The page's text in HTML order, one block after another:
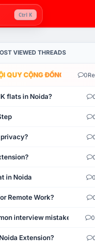
Ctrl K
VIEWED THREADS
QUY CỘNG ĐỒNG 0
flats in Noida?
in Noida 0
Remote Work?
interview mistakes? 0
Extension?